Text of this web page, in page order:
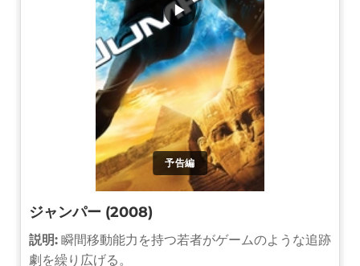
予告編
▶
ジャンパー (2008)
説明: 瞬間移動能力を持つ若者がゲームのような追跡
劇を繰り広げる。